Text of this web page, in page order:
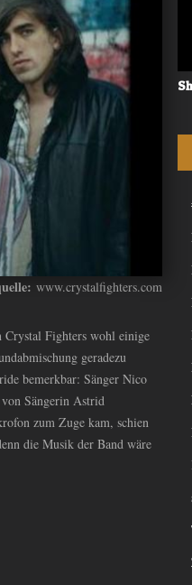
www.crystalfighters.com
Crystal Fighters wohl einige
geradezu
bemerkbar: Sänger Nico
Sängerin Astrid
zum Zuge kam, schien
die Musik der Band wäre